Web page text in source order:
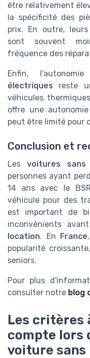
être relativement
la spécificité des
prix. En outre,
sont souvent
fréquence des
Enfin,
électriques reste
véhicules
offre une
peut être limité pour
Conclusion et
Les voitures sans
personnes ayant
14 ans avec le
véhicule pour des
est important de
inconvénients
location. En France
popularité
seniors.
Pour plus
consulter notre blog
Les critères
compte lors
voiture sans